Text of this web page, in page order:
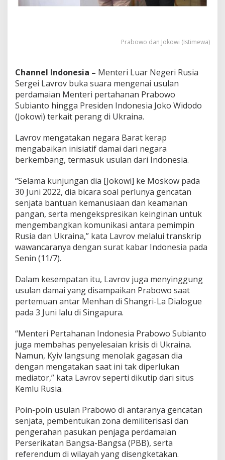
k
Prabowo dan Jokowi (Istimewa)
Channel Indonesia – Menteri Luar Negeri Rusia
Sergei Lavrov buka suara mengenai usulan
perdamaian Menteri pertahanan Prabowo
Subianto hingga Presiden Indonesia Joko Widodo
(Jokowi) terkait perang di Ukraina.
Lavrov mengatakan negara Barat kerap
mengabaikan inisiatif damai dari negara
berkembang, termasuk usulan dari Indonesia.
“Selama kunjungan dia [Jokowi] ke Moskow pada
30 Juni 2022, dia bicara soal perlunya gencatan
senjata bantuan kemanusiaan dan keamanan
pangan, serta mengekspresikan keinginan untuk
mengembangkan komunikasi antara pemimpin
Rusia dan Ukraina,” kata Lavrov melalui transkrip
wawancaranya dengan surat kabar Indonesia pada
Senin (11/7).
Dalam kesempatan itu, Lavrov juga menyinggung
usulan damai yang disampaikan Prabowo saat
pertemuan antar Menhan di Shangri-La Dialogue
pada 3 Juni lalu di Singapura.
“Menteri Pertahanan Indonesia Prabowo Subianto
juga membahas penyelesaian krisis di Ukraina.
Namun, Kyiv langsung menolak gagasan dia
dengan mengatakan saat ini tak diperlukan
mediator,” kata Lavrov seperti dikutip dari situs
Kemlu Rusia.
Poin-poin usulan Prabowo di antaranya gencatan
senjata, pembentukan zona demiliterisasi dan
pengerahan pasukan penjaga perdamaian
Perserikatan Bangsa-Bangsa (PBB), serta
referendum di wilayah yang disengketakan.